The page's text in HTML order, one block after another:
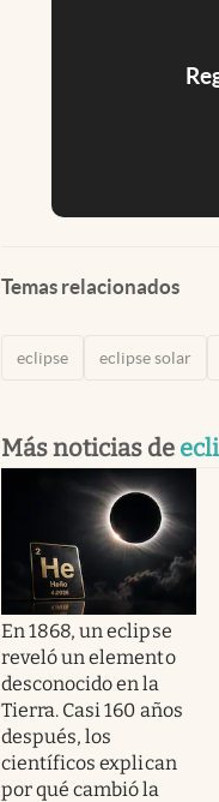
Temas relacionados
eclipse eclipse solar
Más noticias de
En 1868, un eclipse
reveló un elemento
desconocido en la
Tierra. Casi 160 años
después, los
científicos explican
por qué cambió la